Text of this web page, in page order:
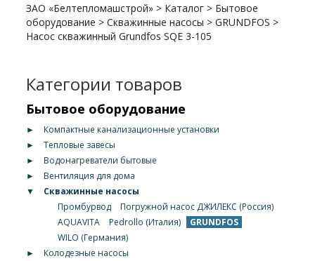
ЗАО «Белтепломашстрой» > Каталог > Бытовое
оборудование >Скважинные насосы >GRUNDFOS >
Насос скважинный Grundfos SQE 3-105
Категории товаров
Бытовое оборудование
►
Компактные канализационные установки
►
Тепловые завесы
►
Водонагреватели бытовые
►
Вентиляция для дома
▼
Скважинные насосы
Промбурвод
Погружной насос ДЖИЛЕКС (Россия)
AQUAVITA
Pedrollo (Италия)
GRUNDFOS
WILO (Германия)
►
Колодезные насосы